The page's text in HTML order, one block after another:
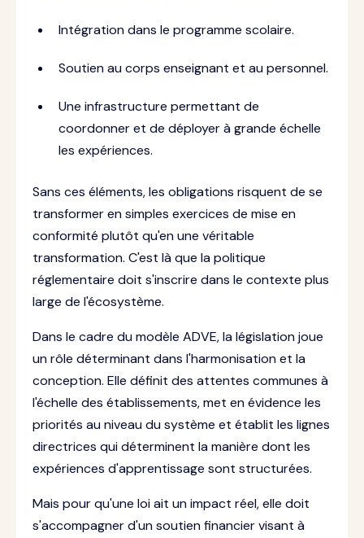
Intégration dans le programme scolaire.
Soutien au corps enseignant et au personnel.
Une infrastructure permettant de
coordonner et de déployer à grande échelle
les expériences.
Sans ces éléments, les obligations risquent de se
transformer en simples exercices de mise en
conformité plutôt qu'en une véritable
transformation. C'est là que la politique
réglementaire doit s'inscrire dans le contexte plus
large de l'écosystème.
Dans le cadre du modèle ADVE, la législation joue
un rôle déterminant dans l'harmonisation et la
conception. Elle définit des attentes communes à
l'échelle des établissements, met en évidence les
priorités au niveau du système et établit les lignes
directrices qui déterminent la manière dont les
expériences d'apprentissage sont structurées.
Mais pour qu'une loi ait un impact réel, elle doit
s'accompagner d'un soutien financier visant à